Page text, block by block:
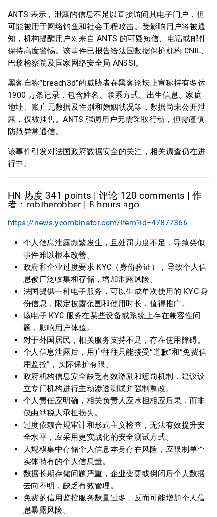
ANTS 表示，泄露的信息不足以直接访问其电子门户，但
可能被用于网络钓鱼和社会工程攻击。受影响用户将被通
知，机构提醒用户对来自 ANTS 的可疑短信、电话或邮件
保持高度警惕。该事件已报告给法国数据保护机构 CNIL、
巴黎检察院及国家网络安全局 ANSSI。
黑客自称“breach3d”的威胁者在黑客论坛上宣称持有多达
1900 万条记录，包含姓名、联系方式、出生信息、家庭
地址、账户元数据及性别和婚姻状况等，数据尚未公开泄
露，仅被挂售。ANTS 强调用户无需采取行动，但需谨慎
防范异常通信。
该事件引发对法国政府数据安全的关注，相关调查仍在进
行中。
HN 热度 341 points | 评论 120 comments | 作
者：robtherobber | 8 hours ago
https://news.ycombinator.com/item?id=47877366
个人信息泄露频繁发生，且处罚力度不足，导致类似
事件难以根本改善。
政府和企业过度要求 KYC（身份验证），导致个人信
息被广泛收集和存储，增加泄露风险。
法国提供一种电子服务，可以生成单次使用的 KYC 身
份信息，限定披露范围和使用时长，值得推广。
该电子 KYC 服务在某些设备或系统上存在兼容性问
题，影响用户体验。
对于外国居民，相关服务支持不足，存在使用障碍。
个人信息泄露后，用户往往只能接受“道歉”和“免费信
用监控”，实际保护有限。
政府机构信息安全缺乏有效激励和惩罚机制，建议设
立专门机构进行主动渗透测试并强制整改。
个人责任应明确，相关负责人应承担相应后果，而非
仅由纳税人承担损失。
过度依赖合规审计和形式主义检查，无法有效提升安
全水平，应采用更实战化的安全测试方式。
大规模集中存储个人信息本身存在风险，应限制单个
实体持有的个人信息量。
数据长期存储问题严重，企业变更或倒闭后个人数据
去向不明，缺乏有效管理。
免费的信用监控服务数量过多，反而可能增加个人信
息暴露风险。